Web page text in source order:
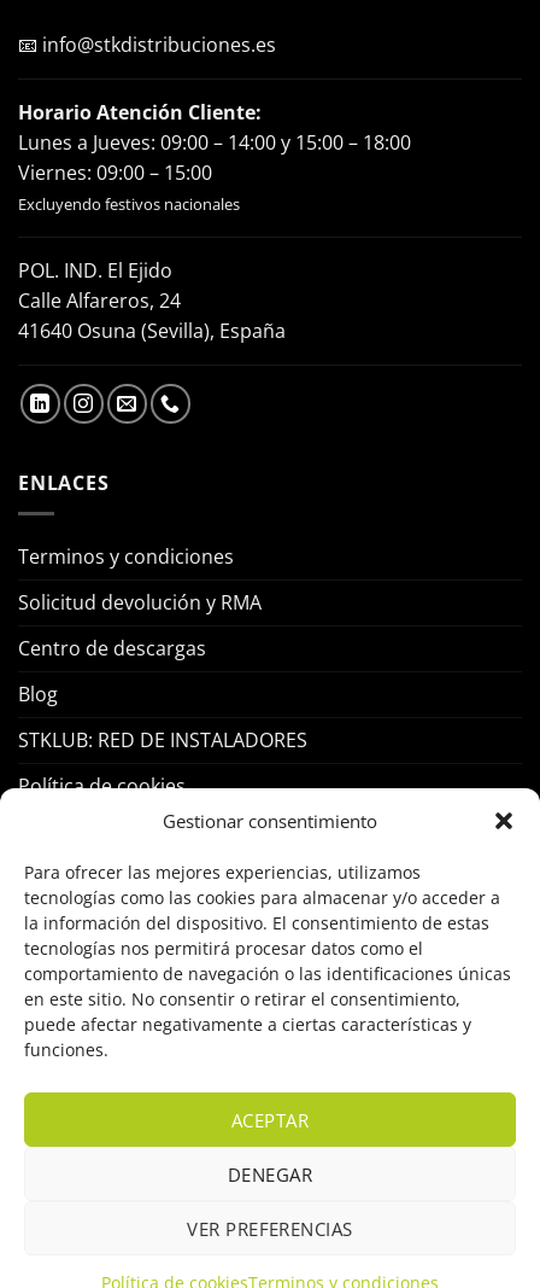
Gestionar consentimiento
Para ofrecer las mejores experiencias, utilizamos
tecnologías como las cookies para almacenar y/o acceder a
la información del dispositivo. El consentimiento de estas
tecnologías nos permitirá procesar datos como el
comportamiento de navegación o las identificaciones únicas
en este sitio. No consentir o retirar el consentimiento,
puede afectar negativamente a ciertas características y
funciones.
ACEPTAR
DENEGAR
VER PREFERENCIAS
Política de cookiesTerminos y condiciones
📧 info@stkdistribuciones.es
Horario Atención Cliente:
Lunes a Jueves: 09:00 – 14:00 y 15:00 – 18:00
Viernes: 09:00 – 15:00
Excluyendo festivos nacionales
POL. IND. El Ejido
Calle Alfareros, 24
41640 Osuna (Sevilla), España
ENLACES
Terminos y condiciones
Solicitud devolución y RMA
Centro de descargas
Blog
STKLUB: RED DE INSTALADORES
Política de cookies
Control Acceso
Hogar Inteligente
Incendio
Intrusión
OFERTAS